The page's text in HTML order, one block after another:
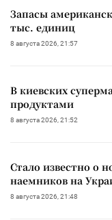
Запасы
тыс. единиц
8 августа 2026, 21:57
В киевских
продуктами
8 августа 2026, 21:52
Стало известно о
наемников на
8 августа 2026, 21:48